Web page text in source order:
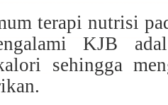
terapi nutrisi
KJB
sehingga